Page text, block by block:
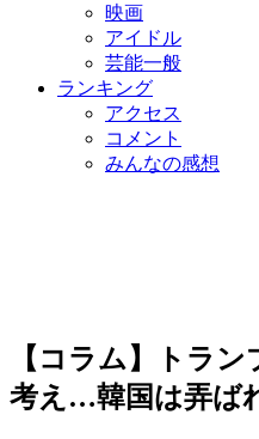
映画
アイドル
芸能一般
ランキング
アクセス
コメント
みんなの感想
【コラム】トラ
考え…韓国は弄ば